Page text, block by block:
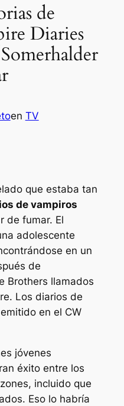
de
Diaries
en TV
que estaba tan
de vampiros
de fumar. El
adolescente
en un
de
Brothers llamados
Los diarios de
en el CW
jóvenes
éxito entre los
incluido que
Eso lo habría